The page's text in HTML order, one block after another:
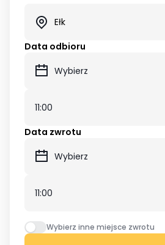
Data odbioru
Data zwrotu
Wybierz inne miejsce zwrotu